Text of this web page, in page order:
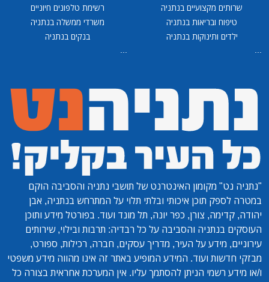
שרותים מקצועיים בנתניה
טיפוח ובריאות בנתניה
ילדים ותינוקות בנתניה
רשימת טלפונים חיוניים
משרדי ממשלה בנתניה
בנקים בנתניה
"נתניה נט" מקומון האינטרנט של תושבי נתניה והסביבה הוקם
במטרה לספק תוכן איכותי ובלתי תלוי על המתרחש בנתניה, אבן
יהודה, קדימה, צורן, כפר יונה, תל מונד ועוד. בפורטל מידע ותוכן
העוסקים בנתניה והסביבה על כל רבדיה: תרבות ובילוי, שירותים
עירוניים, מידע על העיר, מדריך עסקים, חברה, רכילות, ספורט,
מבזקי חדשות ועוד. המידע המופיע באתר זה אינו מהווה מידע משפטי
ו/או מידע רשמי הניתן להסתמך עליו. אין המערכת אחראית בצורה כל